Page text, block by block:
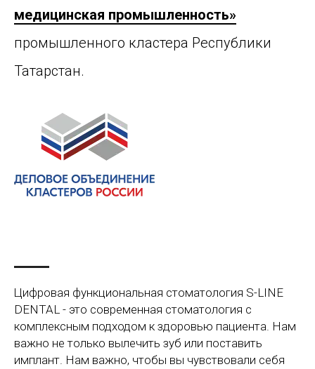
медицинская промышленность»
промышленного кластера Республики
Татарстан.
Цифровая функциональная стоматология S-LINE
DENTAL - это современная стоматология с
комплексным подходом к здоровью пациента. Нам
важно не только вылечить зуб или поставить
имплант. Нам важно, чтобы вы чувствовали себя